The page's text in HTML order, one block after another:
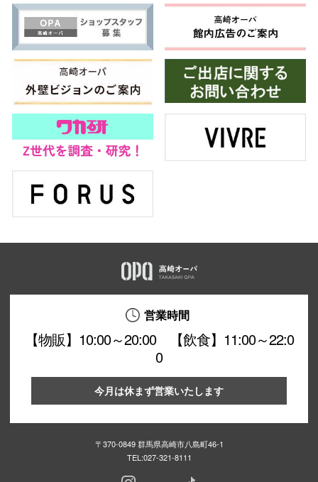
営業時間
【物販】10:00～20:00 【飲食】11:00～22:0
0
今月は休まず営業いたします
〒370-0849 群馬県高崎市八島町46-1
TEL:027-321-8111